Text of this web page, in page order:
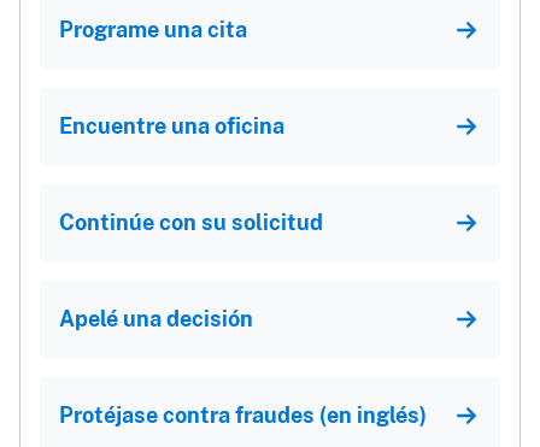
Programe una cita
Encuentre una oficina
Continúe con su solicitud
Apelé una decisión
Protéjase contra fraudes (en inglés)